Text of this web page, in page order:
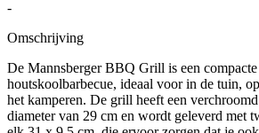
-
Omschrijving
De Mannsberger BBQ Grill is een compacte
houtskoolbarbecue, ideaal voor in de tuin,
het kamperen. De grill heeft een
diameter van 29 cm en wordt geleverd met